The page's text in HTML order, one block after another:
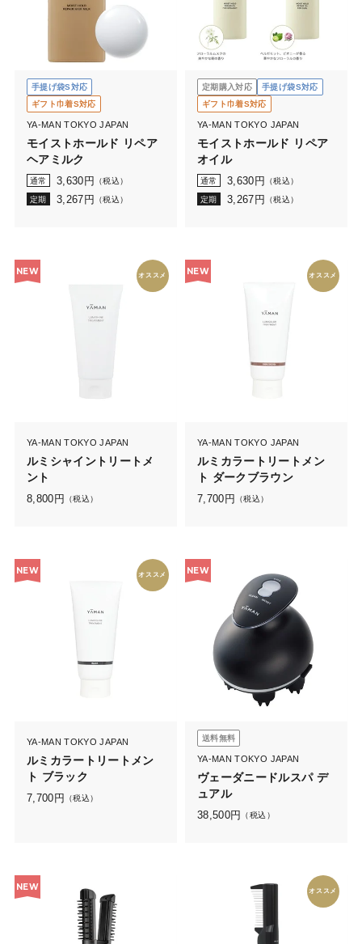
手提げ袋S対応
ギフト巾着S対応
YA-MAN TOKYO JAPAN
モイストホールド リペア
ヘアミルク
通常 3,630 円 （税込）
定期 3,267 円 （税込）
定期購入対応
手提げ袋S対応
ギフト巾着S対応
YA-MAN TOKYO JAPAN
モイストホールド リペア
オイル
通常 3,630 円 （税込）
定期 3,267 円 （税込）
NEW オススメ
YA-MAN TOKYO JAPAN
ルミシャイントリートメ
ント
8,800 円 （税込）
NEW オススメ
YA-MAN TOKYO JAPAN
ルミカラートリートメン
ト ダークブラウン
7,700 円 （税込）
NEW オススメ
YA-MAN TOKYO JAPAN
ルミカラートリートメン
ト ブラック
7,700 円 （税込）
NEW
送料無料
YA-MAN TOKYO JAPAN
ヴェーダニードルスパ デ
ュアル
38,500円 （税込）
NEW オススメ